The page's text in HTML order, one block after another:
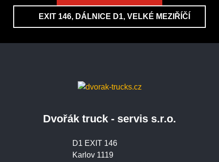
EXIT 146, DÁLNICE D1, VELKÉ MEZIŘÍČÍ
Dvořák truck - servis s.r.o.
D1 EXIT 146
Karlov 1119